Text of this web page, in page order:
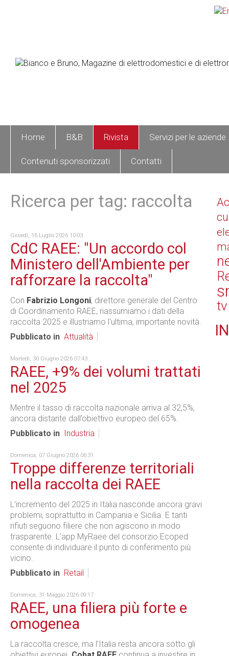
Home B&B Rivista Servizi per le aziende
Contenuti sponsorizzati Contatti
Ricerca per tag: raccolta
Giovedì, 16 Luglio 2026 10:03
CdC RAEE: "Un accordo col
Ministero dell'Ambiente per
rafforzare la raccolta"
Con Fabrizio Longoni, direttore generale del Centro
di Coordinamento RAEE, riassumiamo i dati della
raccolta 2025 e illustriamo l'ultima, importante novità.
Pubblicato in Attualità
Martedì, 30 Giugno 2026 07:43
RAEE, +9% dei volumi trattati
nel 2025
Mentre il tasso di raccolta nazionale arriva al 32,5%,
ancora distante dall’obiettivo europeo del 65%.
Pubblicato in
Industria
Domenica, 07 Giugno 2026 06:31
Troppe differenze territoriali
nella raccolta dei RAEE
L’incremento del 2025 in Italia nasconde ancora gravi
problemi, soprattutto in Campania e Sicilia. E tanti
rifiuti seguono filiere che non agiscono in modo
trasparente. L’app MyRaee del consorzio Ecoped
consente di individuare il punto di conferimento più
vicino.
Pubblicato in Retail
Domenica, 31 Maggio 2026 09:17
RAEE, una filiera più forte e
omogenea
La raccolta cresce, ma l’Italia resta ancora sotto gli
tv
IN